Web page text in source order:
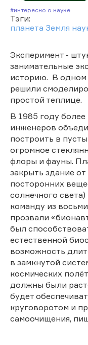
#Интересно о науке
Тэги:
планета Земля
Эксперимент -
занимательные
историю. В одном
решили
простой теплице.
В 1985 году
инженеров
построить в
огромное
флоры и фауны.
закрыть здание
посторонних
солнечного
команду из
прозвали
был
естественной
возможность
в замкнутой
космических
должны были
будет
круговоротом и
самоочищения,